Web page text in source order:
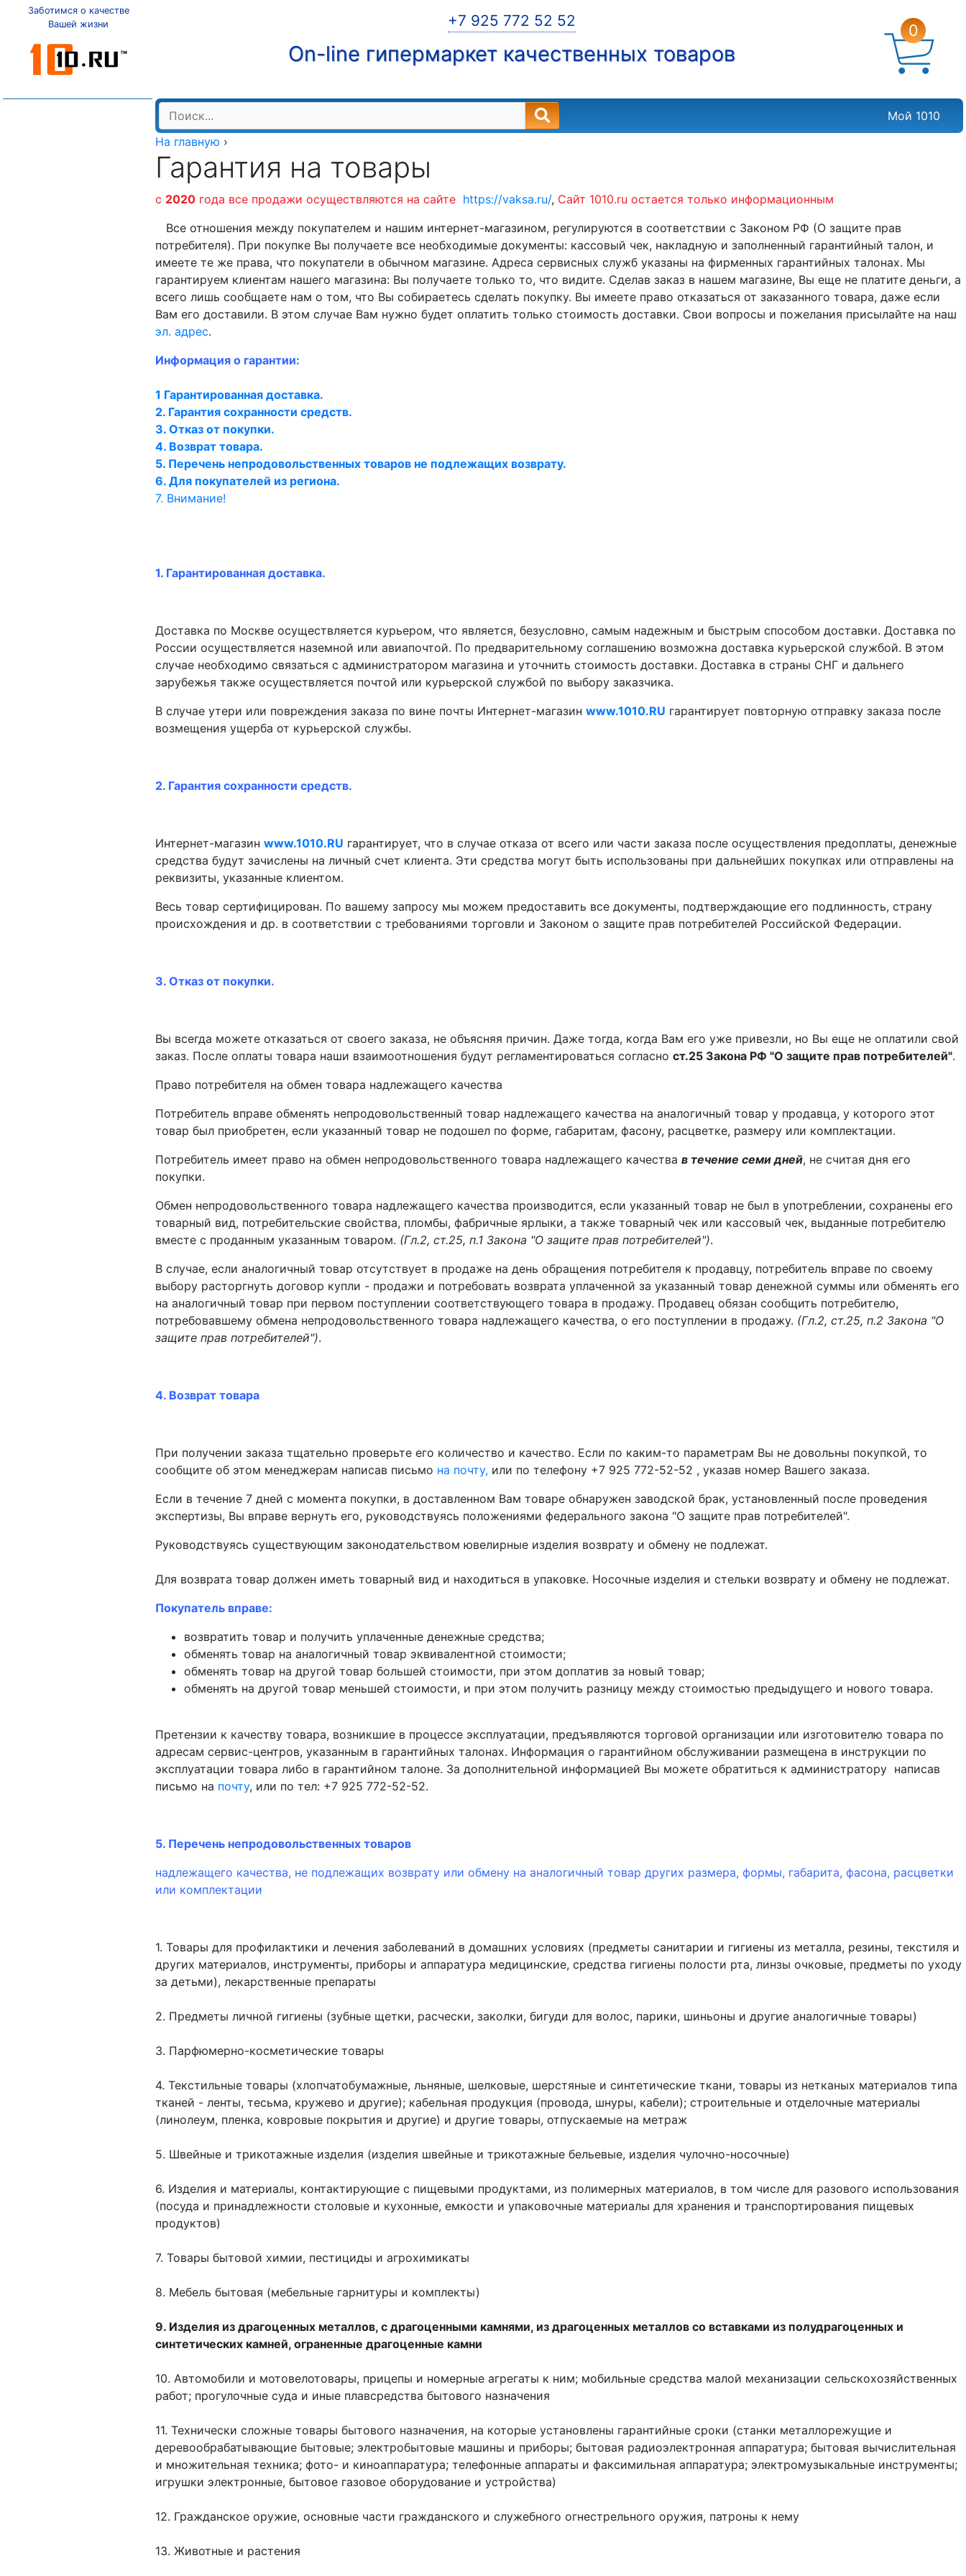
Заботимся о качестве
Вашей жизни
+7 925 772 52 52
On-line гипермаркет качественных товаров
0
Мой 1010
На главную ›
Гарантия на товары
c 2020 года все продажи осуществляются на сайте https://vaksa.ru/, Сайт 1010.ru остается только информационным
Все отношения между покупателем и нашим интернет-магазином, регулируются в соответствии с Законом РФ (О защите прав
потребителя). При покупке Вы получаете все необходимые документы: кассовый чек, накладную и заполненный гарантийный талон, и
имеете те же права, что покупатели в обычном магазине. Адреса сервисных служб указаны на фирменных гарантийных талонах. Мы
гарантируем клиентам нашего магазина: Вы получаете только то, что видите. Сделав заказ в нашем магазине, Вы еще не платите деньги, а
всего лишь сообщаете нам о том, что Вы собираетесь сделать покупку. Вы имеете право отказаться от заказанного товара, даже если
Вам его доставили. В этом случае Вам нужно будет оплатить только стоимость доставки. Свои вопросы и пожелания присылайте на наш
эл. адрес.
Информация о гарантии:
1 Гарантированная доставка.
2. Гарантия сохранности средств.
3. Отказ от покупки.
4. Возврат товара.
5. Перечень непродовольственных товаров не подлежащих возврату.
6. Для покупателей из региона.
7. Внимание!
1. Гарантированная доставка.
Доставка по Москве осуществляется курьером, что является, безусловно, самым надежным и быстрым способом доставки. Доставка по
России осуществляется наземной или авиапочтой. По предварительному соглашению возможна доставка курьерской службой. В этом
случае необходимо связаться с администратором магазина и уточнить стоимость доставки. Доставка в страны СНГ и дальнего
зарубежья также осуществляется почтой или курьерской службой по выбору заказчика.
В случае утери или повреждения заказа по вине почты Интернет-магазин www.1010.RU гарантирует повторную отправку заказа после
возмещения ущерба от курьерской службы.
2. Гарантия сохранности средств.
Интернет-магазин www.1010.RU гарантирует, что в случае отказа от всего или части заказа после осуществления предоплаты, денежные
средства будут зачислены на личный счет клиента. Эти средства могут быть использованы при дальнейших покупках или отправлены на
реквизиты, указанные клиентом.
Весь товар сертифицирован. По вашему запросу мы можем предоставить все документы, подтверждающие его подлинность, страну
происхождения и др. в соответствии с требованиями торговли и Законом о защите прав потребителей Российской Федерации.
3. Отказ от покупки.
Вы всегда можете отказаться от своего заказа, не объясняя причин. Даже тогда, когда Вам его уже привезли, но Вы еще не оплатили свой
заказ. После оплаты товара наши взаимоотношения будут регламентироваться согласно ст.25 Закона РФ "О защите прав потребителей".
Право потребителя на обмен товара надлежащего качества
Потребитель вправе обменять непродовольственный товар надлежащего качества на аналогичный товар у продавца, у которого этот
товар был приобретен, если указанный товар не подошел по форме, габаритам, фасону, расцветке, размеру или комплектации.
Потребитель имеет право на обмен непродовольственного товара надлежащего качества в течение семи дней, не считая дня его
покупки.
Обмен непродовольственного товара надлежащего качества производится, если указанный товар не был в употреблении, сохранены его
товарный вид, потребительские свойства, пломбы, фабричные ярлыки, а также товарный чек или кассовый чек, выданные потребителю
вместе с проданным указанным товаром. (Гл.2, ст.25, п.1 Закона "О защите прав потребителей").
В случае, если аналогичный товар отсутствует в продаже на день обращения потребителя к продавцу, потребитель вправе по своему
выбору расторгнуть договор купли - продажи и потребовать возврата уплаченной за указанный товар денежной суммы или обменять его
на аналогичный товар при первом поступлении соответствующего товара в продажу. Продавец обязан сообщить потребителю,
потребовавшему обмена непродовольственного товара надлежащего качества, о его поступлении в продажу. (Гл.2, ст.25, п.2 Закона "О
защите прав потребителей").
4. Возврат товара
При получении заказа тщательно проверьте его количество и качество. Если по каким-то параметрам Вы не довольны покупкой, то
сообщите об этом менеджерам написав письмо на почту, или по телефону +7 925 772-52-52 , указав номер Вашего заказа.
Если в течение 7 дней с момента покупки, в доставленном Вам товаре обнаружен заводской брак, установленный после проведения
экспертизы, Вы вправе вернуть его, руководствуясь положениями федерального закона "О защите прав потребителей".
Руководствуясь существующим законодательством ювелирные изделия возврату и обмену не подлежат.
Для возврата товар должен иметь товарный вид и находиться в упаковке. Носочные изделия и стельки возврату и обмену не подлежат.
Покупатель вправе:
возвратить товар и получить уплаченные денежные средства;
обменять товар на аналогичный товар эквивалентной стоимости;
обменять товар на другой товар большей стоимости, при этом доплатив за новый товар;
обменять на другой товар меньшей стоимости, и при этом получить разницу между стоимостью предыдущего и нового товара.
Претензии к качеству товара, возникшие в процессе эксплуатации, предъявляются торговой организации или изготовителю товара по
адресам сервис-центров, указанным в гарантийных талонах. Информация о гарантийном обслуживании размещена в инструкции по
эксплуатации товара либо в гарантийном талоне. За дополнительной информацией Вы можете обратиться к администратору написав
письмо на почту, или по тел: +7 925 772-52-52.
5. Перечень непродовольственных товаров
надлежащего качества, не подлежащих возврату или обмену на аналогичный товар других размера, формы, габарита, фасона, расцветки
или комплектации
1. Товары для профилактики и лечения заболеваний в домашних условиях (предметы санитарии и гигиены из металла, резины, текстиля и
других материалов, инструменты, приборы и аппаратура медицинские, средства гигиены полости рта, линзы очковые, предметы по уходу
за детьми), лекарственные препараты
2. Предметы личной гигиены (зубные щетки, расчески, заколки, бигуди для волос, парики, шиньоны и другие аналогичные товары)
3. Парфюмерно-косметические товары
4. Текстильные товары (хлопчатобумажные, льняные, шелковые, шерстяные и синтетические ткани, товары из нетканых материалов типа
тканей - ленты, тесьма, кружево и другие); кабельная продукция (провода, шнуры, кабели); строительные и отделочные материалы
(линолеум, пленка, ковровые покрытия и другие) и другие товары, отпускаемые на метраж
5. Швейные и трикотажные изделия (изделия швейные и трикотажные бельевые, изделия чулочно-носочные)
6. Изделия и материалы, контактирующие с пищевыми продуктами, из полимерных материалов, в том числе для разового использования
(посуда и принадлежности столовые и кухонные, емкости и упаковочные материалы для хранения и транспортирования пищевых
продуктов)
7. Товары бытовой химии, пестициды и агрохимикаты
8. Мебель бытовая (мебельные гарнитуры и комплекты)
9. Изделия из драгоценных металлов, с драгоценными камнями, из драгоценных металлов со вставками из полудрагоценных и
синтетических камней, ограненные драгоценные камни
10. Автомобили и мотовелотовары, прицепы и номерные агрегаты к ним; мобильные средства малой механизации сельскохозяйственных
работ; прогулочные суда и иные плавсредства бытового назначения
11. Технически сложные товары бытового назначения, на которые установлены гарантийные сроки (станки металлорежущие и
деревообрабатывающие бытовые; электробытовые машины и приборы; бытовая радиоэлектронная аппаратура; бытовая вычислительная
и множительная техника; фото- и киноаппаратура; телефонные аппараты и факсимильная аппаратура; электромузыкальные инструменты;
игрушки электронные, бытовое газовое оборудование и устройства)
12. Гражданское оружие, основные части гражданского и служебного огнестрельного оружия, патроны к нему
13. Животные и растения